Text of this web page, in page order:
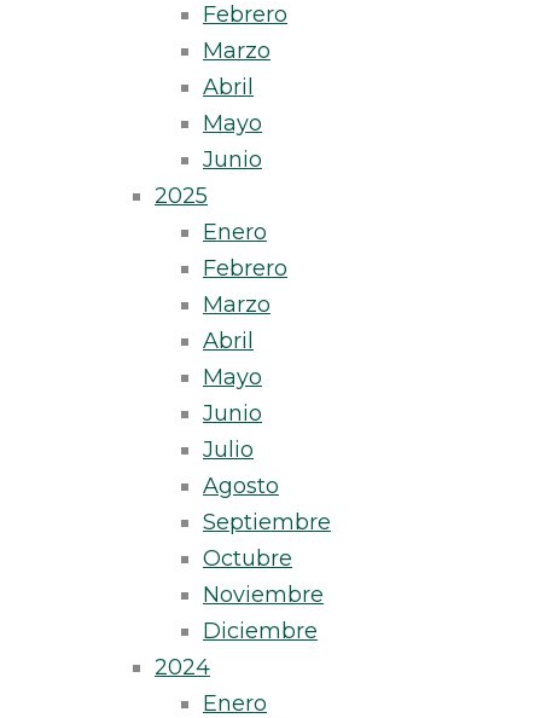
Febrero
Marzo
Abril
Mayo
Junio
2025
Enero
Febrero
Marzo
Abril
Mayo
Junio
Julio
Agosto
Septiembre
Octubre
Noviembre
Diciembre
2024
Enero